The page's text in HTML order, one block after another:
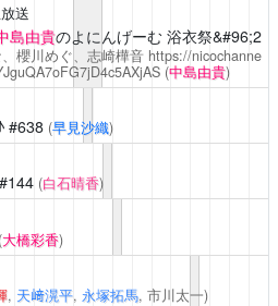
送
島由貴のよにんげーむ 浴衣祭&#96;2
櫻川めぐ、志崎樺音 https://nicochanne
(中島由貴)
#638 (早見沙織)
(白石晴香)
(大橋彩香)
, 天﨑滉平, 永塚拓馬, 市川太一)